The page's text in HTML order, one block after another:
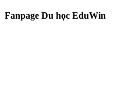
Fanpage Du học EduWin